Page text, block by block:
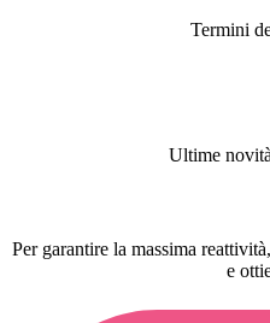
Termini
Ultime
Per garantire la massima
e